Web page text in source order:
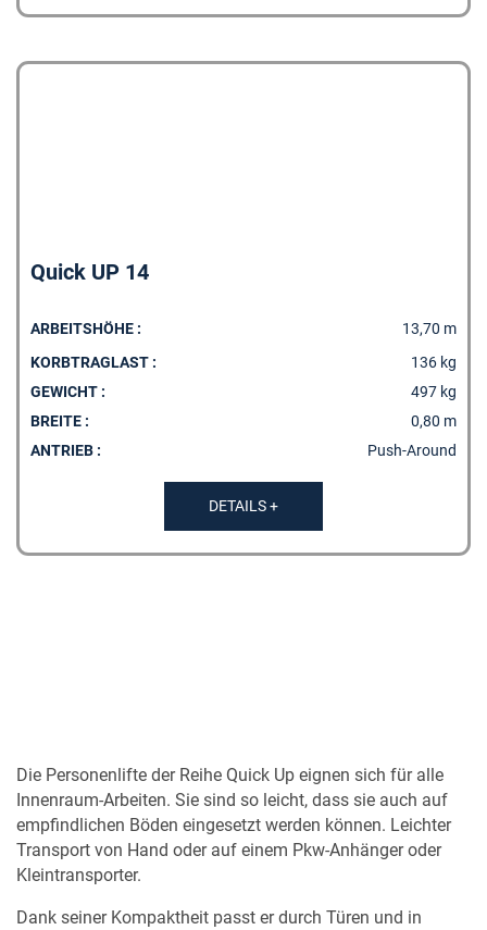
MERKLISTE
Quick UP 14
ARBEITSHÖHE :
13,70 m
KORBTRAGLAST :
136 kg
GEWICHT :
497 kg
BREITE :
0,80 m
ANTRIEB :
Push-Around
DETAILS +
Die Personenlifte der Reihe Quick Up eignen sich für alle
Innenraum-Arbeiten. Sie sind so leicht, dass sie auch auf
empfindlichen Böden eingesetzt werden können. Leichter
Transport von Hand oder auf einem Pkw-Anhänger oder
Kleintransporter.
Dank seiner Kompaktheit passt er durch Türen und in